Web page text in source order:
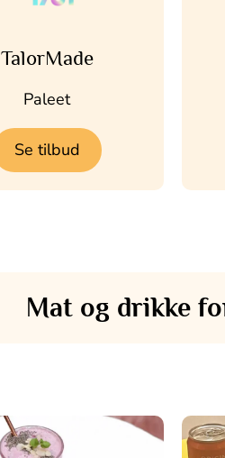
TalorMade
Paleet
Se tilbud
Mat og drikke